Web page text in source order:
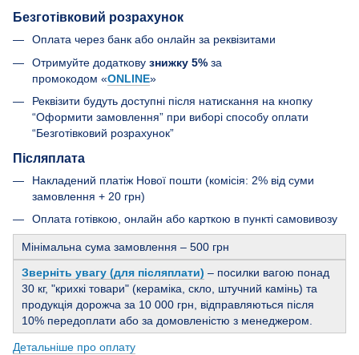
Безготівковий розрахунок
Оплата через банк або онлайн за реквізитами
Отримуйте додаткову знижку 5% за
промокодом «ONLINE»
Реквізити будуть доступні після натискання на кнопку
“Оформити замовлення” при виборі способу оплати
“Безготівковий розрахунок”
Післяплата
Накладений платіж Нової пошти (комісія: 2% від суми
замовлення + 20 грн)
Оплата готівкою, онлайн або карткою в пункті самовивозу
Мінімальна сума замовлення – 500 грн
Зверніть увагу (для післяплати) – посилки вагою понад
30 кг, "крихкі товари" (кераміка, скло, штучний камінь) та
продукція дорожча за 10 000 грн, відправляються після
10% передоплати або за домовленістю з менеджером.
Детальніше про оплату